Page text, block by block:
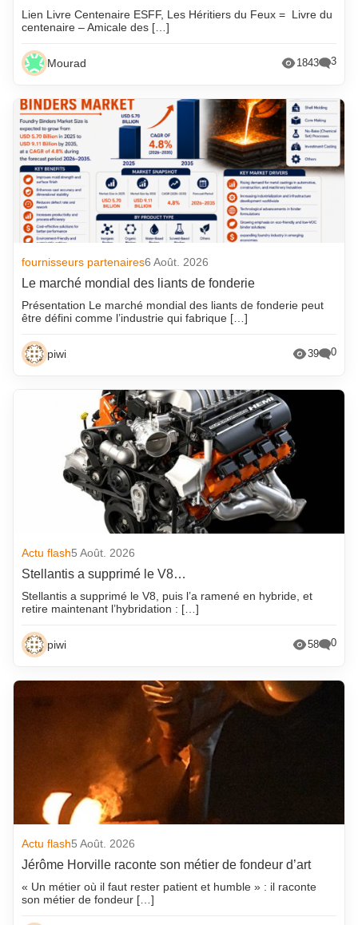
Lien Livre Centenaire ESFF, Les Héritiers du Feux = Livre du
centenaire – Amicale des […]
Mourad 1843 3
fournisseurs partenaires6 Août. 2026
Le marché mondial des liants de fonderie
Présentation Le marché mondial des liants de fonderie peut
être défini comme l’industrie qui fabrique […]
piwi 39 0
Actu flash5 Août. 2026
Stellantis a supprimé le V8…
Stellantis a supprimé le V8, puis l’a ramené en hybride, et
retire maintenant l’hybridation : […]
piwi 58 0
Actu flash5 Août. 2026
Jérôme Horville raconte son métier de fondeur d’art
« Un métier où il faut rester patient et humble » : il raconte
son métier de fondeur […]